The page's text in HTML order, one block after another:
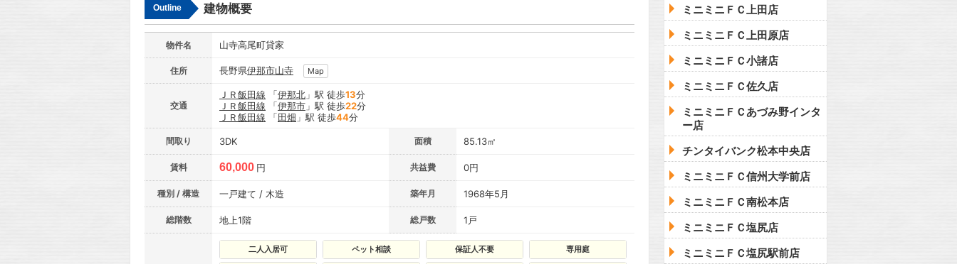
Outline 建物概要
物件名 山寺高尾町貸家
住所 長野県伊那市山寺 Map
交通
ＪＲ飯田線 「伊那北 」駅 徒歩13分
ＪＲ飯田線 「伊那市 」駅 徒歩22分
ＪＲ飯田線 「田畑 」駅 徒歩44分
間取り 3DK 面積 85.13㎡
賃料 60,000 円 共益費 0円
種別 / 構造 一戸建て / 木造 築年月 1968年5月
総階数 地上1階 総戸数 1戸
二人入居可 ペット相談 保証人不要 専用庭
ミニミニＦＣ上田店
ミニミニＦＣ上田原店
ミニミニＦＣ小諸店
ミニミニＦＣ佐久店
ミニミニＦＣあづみ野インタ
ー店
チンタイバンク松本中央店
ミニミニＦＣ信州大学前店
ミニミニＦＣ南松本店
ミニミニＦＣ塩尻店
ミニミニＦＣ塩尻駅前店